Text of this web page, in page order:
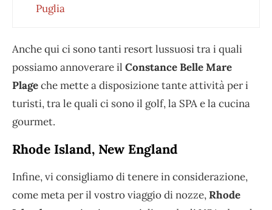
Puglia
Anche qui ci sono tanti resort lussuosi tra i quali
possiamo annoverare il Constance Belle Mare
Plageche mette a disposizione tante attività per i
turisti, tra le quali ci sono il golf, la SPA e la cucina
gourmet.
Rhode Island, New England
Infine, vi consigliamo di tenere in considerazione,
come meta per il vostro viaggio di nozze,Rhode